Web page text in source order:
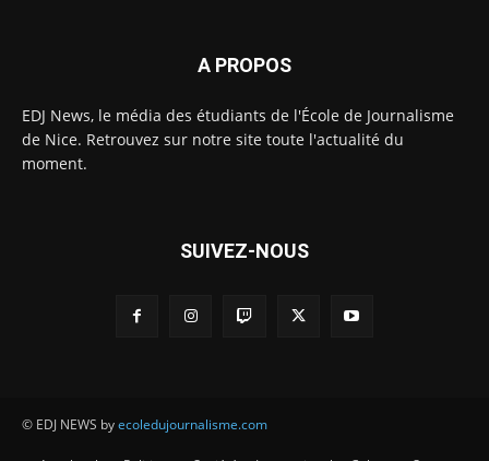
A PROPOS
EDJ News, le média des étudiants de l'École de Journalisme
de Nice. Retrouvez sur notre site toute l'actualité du
moment.
SUIVEZ-NOUS
© EDJ NEWS byecoledujournalisme.com